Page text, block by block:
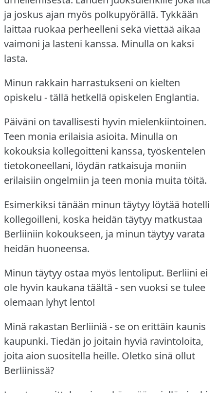
ja joskus ajan myös polkupyörällä. Tykkään
laittaa ruokaa perheelleni sekä viettää aikaa
vaimoni ja lasteni kanssa. Minulla on kaksi
lasta.
Minun rakkain harrastukseni on kielten
opiskelu - tällä hetkellä opiskelen Englantia.
Päiväni on tavallisesti hyvin mielenkiintoinen.
Teen monia erilaisia asioita. Minulla on
kokouksia kollegoitteni kanssa, työskentelen
tietokoneellani, löydän ratkaisuja moniin
erilaisiin ongelmiin ja teen monia muita töitä.
Esimerkiksi tänään minun täytyy löytää hotelli
kollegoilleni, koska heidän täytyy matkustaa
Berliiniin kokoukseen, ja minun täytyy varata
heidän huoneensa.
Minun täytyy ostaa myös lentoliput. Berliini ei
ole hyvin kaukana täältä - sen vuoksi se tulee
olemaan lyhyt lento!
Minä rakastan Berliiniä - se on erittäin kaunis
kaupunki. Tiedän jo joitain hyviä ravintoloita,
joita aion suositella heille. Oletko sinä ollut
Berliinissä?